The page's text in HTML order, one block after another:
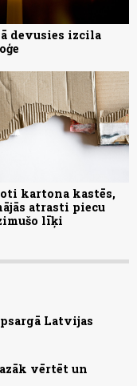
devusies izcila
kartona kastēs,
atrasti piecu
līķi
Latvijas
vērtēt un